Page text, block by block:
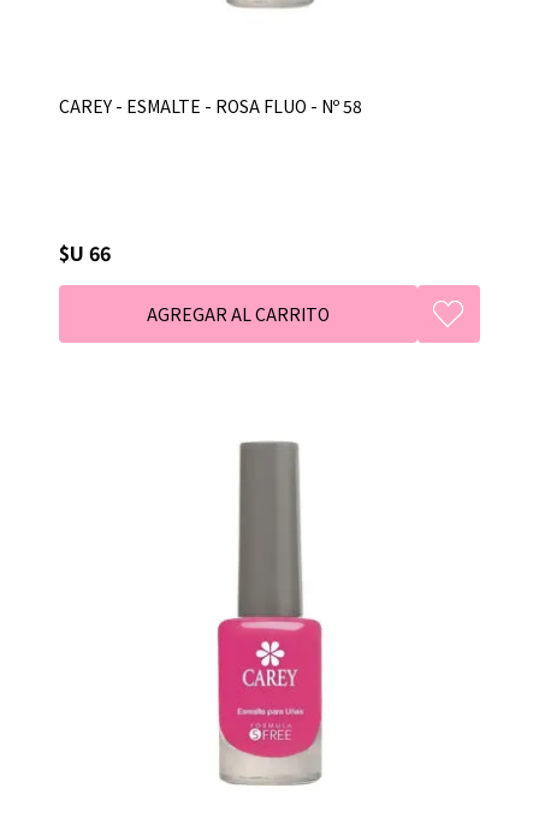
CAREY - ESMALTE - ROSA FLUO - Nº 58
$U 66